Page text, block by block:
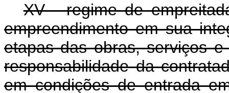
XV - regime de
empreendimento em sua
etapas das obras, serviços
responsabilidade da
em condições de entrada